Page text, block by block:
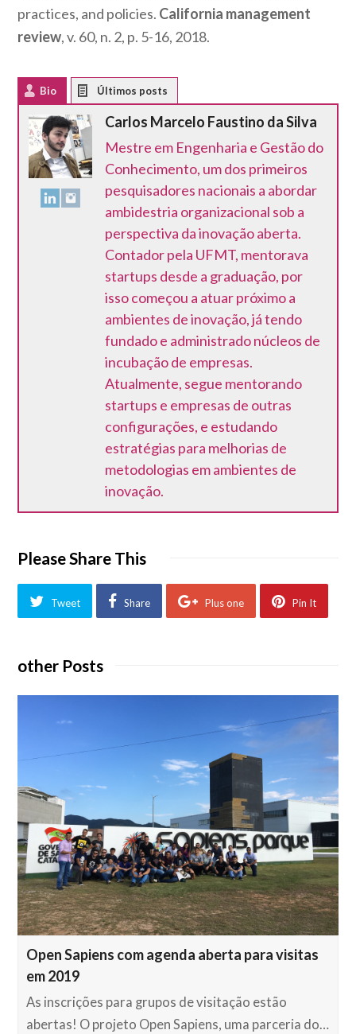
practices, and policies. California management
review, v. 60, n. 2, p. 5-16, 2018.
Bio
Carlos Marcelo Faustino da Silva
Mestre em Engenharia e Gestão do
Conhecimento, um dos primeiros
pesquisadores nacionais a abordar
ambidestria organizacional sob a
perspectiva da inovação aberta.
Contador pela UFMT, mentorava
startups desde a graduação, por
isso começou a atuar próximo a
ambientes de inovação, já tendo
fundado e administrado núcleos de
incubação de empresas.
Atualmente, segue mentorando
startups e empresas de outras
configurações, e estudando
estratégias para melhorias de
metodologias em ambientes de
inovação.
Please Share This
Tweet Share Plus one Pin It
other Posts
Open Sapiens com agenda aberta para visitas
em 2019
As inscrições para grupos de visitação estão
abertas! O projeto Open Sapiens, uma parceria do…